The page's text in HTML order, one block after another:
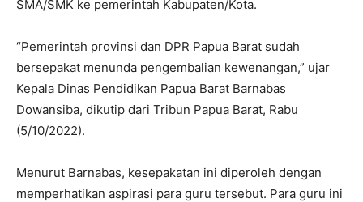
SMA/SMK ke pemerintah Kabupaten/Kota.
“Pemerintah provinsi dan DPR Papua Barat sudah
bersepakat menunda pengembalian kewenangan,” ujar
Kepala Dinas Pendidikan Papua Barat Barnabas
Dowansiba, dikutip dari Tribun Papua Barat, Rabu
(5/10/2022).
Menurut Barnabas, kesepakatan ini diperoleh dengan
memperhatikan aspirasi para guru tersebut. Para guru ini